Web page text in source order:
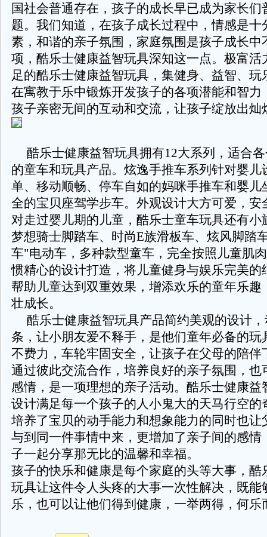
国社会普通存在，孩子的成长早已成为家长们
题。我们知道，在孩子成长过程中，情感是十
素，和谐的亲子氛围，家庭氛围是孩子成长中
项，酷乐士健康益智玩具深知这一点。极富活
足的酷乐士健康益智玩具，集健身、益智、玩
在寓教于乐中锻炼开发孩子的各项潜能和智力
孩子亲密无间的互动和交流，让孩子绽放出灿
酷乐士健康益智玩具拥有12大系列，适合
的童车和玩具产品。炫逸手推车系列针对婴儿
单、移动顺畅、停车自如的妈咪手推车和婴儿
全的宝贝座驾学步车。外观设计大方可爱，安
对走过婴儿期的儿童，酷乐士童车玩具还有小
梦想骑士脚踏车、时尚E族滑板车、炫风脚踏
车"电动车，多种款型童车，完全按照儿童肌
惯精心的设计打造，将儿童健身与娱乐完美的
帮助儿童达到双重效果，增添欢乐的童年乐趣
壮成长。
酷乐士健康益智玩具产品简约美观的设计，
条，让小朋友爱不释手，是他们童年必备的玩
不费力，车轮牢固安全，让孩子在父母的陪伴
通过彼此交流合作，培养良好的亲子氛围，也
感情，是一项理想的亲子活动。酷乐士健康益
设计满足每一个孩子的人小鬼大的天马行空的
培养了宝贝的动手能力和想象能力的同时也让
与到同一件事情中来，更增加了亲子间的感情
子一起分享那无比的温馨和幸福。
孩子的快乐和健康是每个家庭的头等大事，酷
玩具让这件令人头疼的大事一次性解决，既能
乐，也可以让他们得到健康，一举两得，何乐